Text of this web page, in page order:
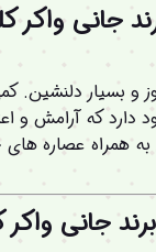
جانی واکر
و بسیار دلنشین.
که آرامش و
همراه عصاره